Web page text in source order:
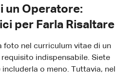
un Operatore:
per Farla Risaltare
foto nel curriculum vitae di un
indispensabile. Siete
o meno. Tuttavia, nel